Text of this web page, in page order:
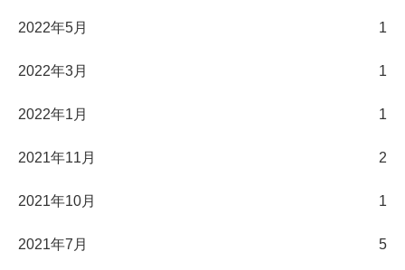
2022年5月 1
2022年3月 1
2022年1月 1
2021年11月 2
2021年10月 1
2021年7月 5